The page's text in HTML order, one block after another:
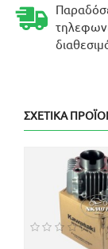
ΣΧΕΤΙΚΆ